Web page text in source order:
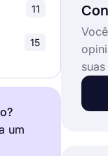
19
11
15
um